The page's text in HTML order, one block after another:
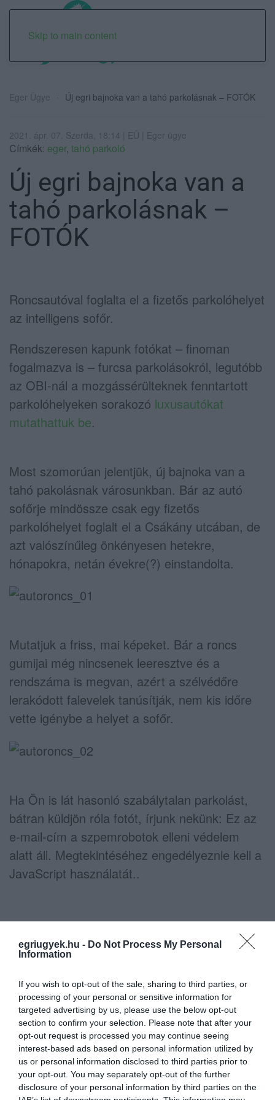
egriugyek.hu - Do Not Process My Personal
Information
If you wish to opt-out of the sale, sharing to third parties, or
processing of your personal or sensitive information for
targeted advertising by us, please use the below opt-out
section to confirm your selection. Please note that after your
opt-out request is processed you may continue seeing
interest-based ads based on personal information utilized by
us or personal information disclosed to third parties prior to
your opt-out. You may separately opt-out of the further
disclosure of your personal information by third parties on the
Skip to main content
Eger Ügye Új egri bajnoka van a tahó parkolásnak – FOTÓK
2021. ápr. 07. Szerda, 18:14 | EÜ | Eger ügye
Címkék: eger, tahó parkoló
Új egri bajnoka van a
tahó parkolásnak –
FOTÓK
Roncsautóval foglalta el a fizetős parkolóhelyet
az intelligens sofőr.
Rendszeresen kapunk fotókat – finoman
fogalmazva is – furcsa parkolásokról, legutóbb
az OBI-nál a mozgássérülteknek fenntartott
parkolóhelyeken sorakozó luxusautókat
mutathattuk be.
Most szomorúan jelentjük, új bajnoka van a
tahó pakolásnak városunkban. Bár az autó
sofőrje mindössze csak egy fizetős
parkolóhelyet foglalt el a Csákány utcában, de
azt valószínűleg önkényesen hetekre,
hónapokra, netán évekre(?) einstandolta.
Mutatjuk a friss, mai képeket. Bár a roncs
gumijai még nincsenek leeresztve és a
rendszáma is megvan, azért a szélvédőre
lerakódott falevelek tanúsítják, nem kis időre
vette igénybe a helyet a sofőr.
Ha Ön is lát hasonló szabálytalan parkolást,
bátran küldjön róla fotót, írjunk nekünk: Ez az
e-mail-cím a szpemrobotok elleni védelem
alatt áll. Megtekintéséhez engedélyeznie kell a
JavaScript használatát..
Ne maradjon le a legfrissebb hírekről, kövessen
bennünket az EGRI ÜGYEK Google Hírek oldalán!
VISSZA A FŐOLDALRA